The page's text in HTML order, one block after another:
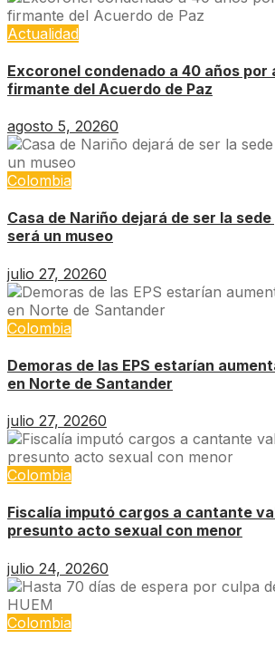
Actualidad
Excoronel condenado a 40 años por
firmante del Acuerdo de Paz
agosto 5, 20260
Colombia
Casa de Nariño dejará de ser la
será un museo
julio 27, 20260
Colombia
Demoras de las EPS estarían
en Norte de Santander
julio 27, 20260
Colombia
Fiscalía imputó cargos a cantante
presunto acto sexual con menor
julio 24, 20260
Colombia